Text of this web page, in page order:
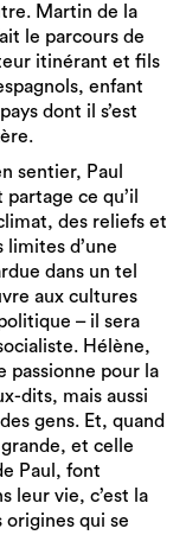
Martin de la
le parcours de
itinérant et fils
enfant
dont il s’est
sentier, Paul
ce qu’il
des reliefs et
limites d’une
dans un tel
aux cultures
– il sera
Hélène,
passionne pour la
dits, mais aussi
gens. Et, quand
grande, et celle
Paul, font
leur vie, c’est la
origines qui se